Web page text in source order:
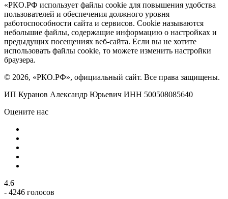
«РКО.РФ использует файлы cookie для повышения удобства
пользователей и обеспечения должного уровня
работоспособности сайта и сервисов. Cookie называются
небольшие файлы, содержащие информацию о настройках и
предыдущих посещениях веб-сайта. Если вы не хотите
использовать файлы cookie, то можете изменить настройки
браузера.
© 2026, «РКО.РФ», официальный сайт. Все права защищены.
ИП Куранов Александр Юрьевич ИНН 500508085640
Оцените нас
4.6
- 4246 голосов